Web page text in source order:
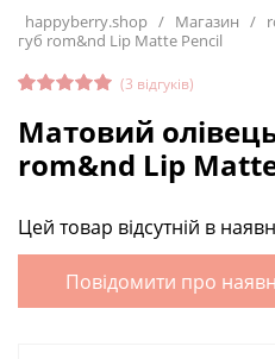
happyberry.shop / Магазин /
губ rom&nd Lip Matte Pencil
4.67з 5
на
основі
покупців
(3 відгуків)
Матовий
rom&nd Lip
Цей товар відсутній в
Повідомити про